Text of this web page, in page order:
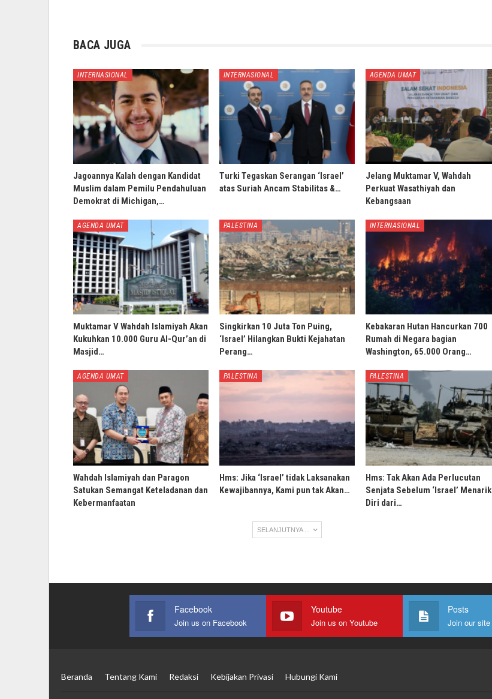
BACA JUGA
INTERNASIONAL
Jagoannya Kalah dengan Kandidat
Muslim dalam Pemilu Pendahuluan
Demokrat di Michigan,…
INTERNASIONAL
Turki Tegaskan Serangan ‘Israel’
atas Suriah Ancam Stabilitas &…
AGENDA UMAT
Jelang Muktamar V, Wahdah
Perkuat Wasathiyah dan
Kebangsaan
AGENDA UMAT
Muktamar V Wahdah Islamiyah Akan
Kukuhkan 10.000 Guru Al-Qur’an di
Masjid…
PALESTINA
Singkirkan 10 Juta Ton Puing,
‘Israel’ Hilangkan Bukti Kejahatan
Perang…
INTERNASIONAL
Kebakaran Hutan Hancurkan 700
Rumah di Negara bagian
Washington, 65.000 Orang…
AGENDA UMAT
Wahdah Islamiyah dan Paragon
Satukan Semangat Keteladanan dan
Kebermanfaatan
PALESTINA
Hms: Jika ‘Israel’ tidak Laksanakan
Kewajibannya, Kami pun tak Akan…
PALESTINA
Hms: Tak Akan Ada Perlucutan
Senjata Sebelum ‘Israel’ Menarik
Diri dari…
SELANJUTNYA ...
Facebook
Join us on Facebook
Youtube
Join us on Youtube
Posts
Join our site
Beranda Tentang Kami Redaksi Kebijakan Privasi Hubungi Kami